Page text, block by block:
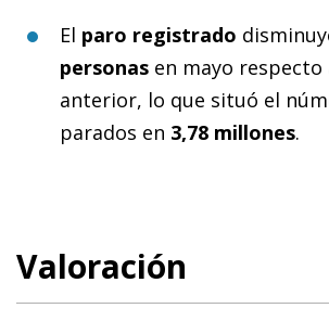
El paro registrado
personas en mayo respecto
anterior, lo que situó el
parados en 3,78 millones.
Valoración